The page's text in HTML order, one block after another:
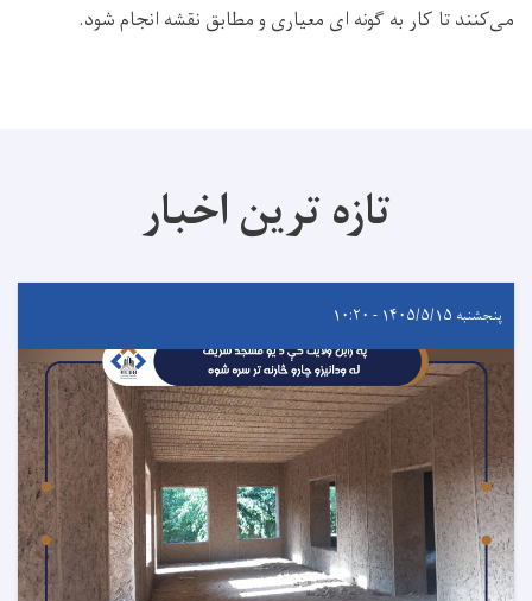
می‌کنند تا کار به گونه ای معیاری و مطابق نقشه انجام شود.
تازه ترین اخبار
پنجشنبه ۱۴۰۵/۵/۱۵ - ۱۰:۲۰